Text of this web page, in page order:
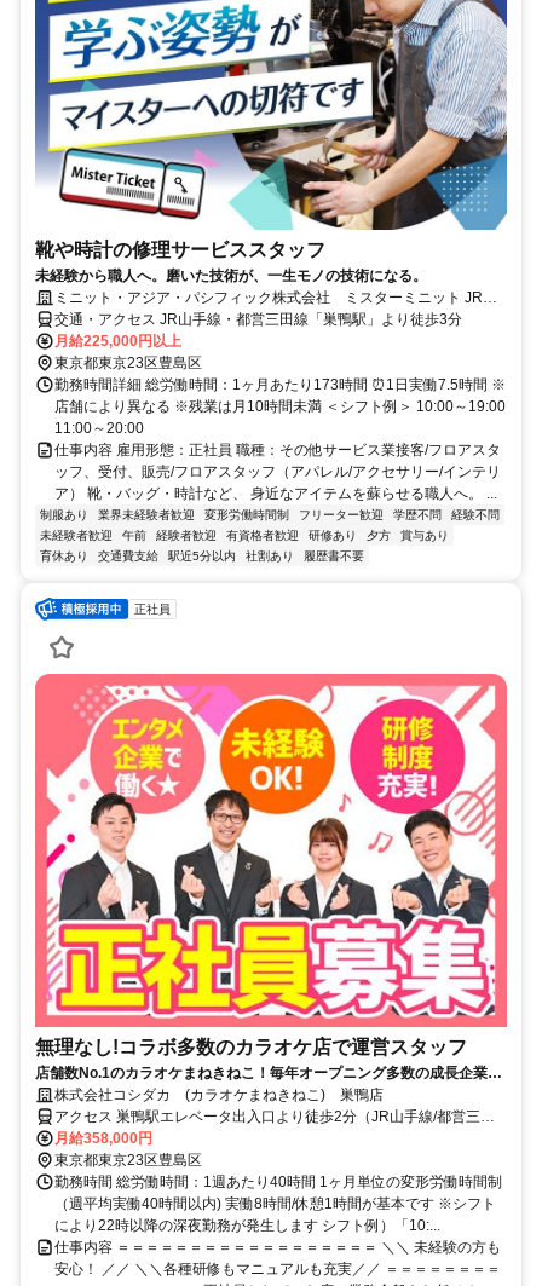
靴や時計の修理サービススタッフ
未経験から職人へ。磨いた技術が、一生モノの技術になる。
ミニット・アジア・パシフィック株式会社 ミスターミニット JR巣
鴨駅前店
交通・アクセス JR山手線・都営三田線「巣鴨駅」より徒歩3分
月給225,000円以上
東京都東京23区豊島区
勤務時間詳細 総労働時間：1ヶ月あたり173時間 ⏰1日実働7.5時間 ※
店舗により異なる ※残業は月10時間未満 ＜シフト例＞ 10:00～19:00
11:00～20:00
仕事内容 雇用形態：正社員 職種：その他サービス業接客/フロアスタ
ッフ、受付、販売/フロアスタッフ（アパレル/アクセサリー/インテリ
ア） 靴・バッグ・時計など、 身近なアイテムを蘇らせる職人へ。 ...
制服あり 業界未経験者歓迎 変形労働時間制 フリーター歓迎 学歴不問
経験不問
未経験者歓迎
午前 経験者歓迎 有資格者歓迎 研修あり 夕方
賞与あり
育休あり
交通費支給 駅近5分以内 社割あり 履歴書不要
正社員
無理なし!コラボ多数のカラオケ店で運営スタッフ
店舗数No.1のカラオケまねきねこ！毎年オープニング多数の成長企業だ
から、安定も挑戦も両立可能！未経験からのチャレンジも応援！
株式会社コシダカ (カラオケまねきねこ) 巣鴨店
アクセス 巣鴨駅エレベータ出入口より徒歩2分（JR山手線/都営三田
線）
月給358,000円
東京都東京23区豊島区
勤務時間 総労働時間：1週あたり40時間 1ヶ月単位の変形労働時間制
（週平均実働40時間以内) 実働8時間/休憩1時間が基本です ※シフト
により22時以降の深夜勤務が発生します シフト例）「10:...
仕事内容 ＝＝＝＝＝＝＝＝＝＝＝＝＝＝＝＝＝＝ ＼＼ 未経験の方も
安心！ ／／ ＼＼各種研修もマニュアルも充実／／ ＝＝＝＝＝＝＝＝